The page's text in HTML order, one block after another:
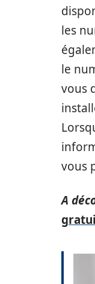
les
le
vous
vous
A